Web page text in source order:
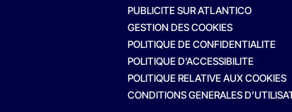
PUBLICITE SUR ATLANTICO
GESTION DES COOKIES
POLITIQUE DE CONFIDENTIALITE
POLITIQUE D’ACCESSIBILITE
POLITIQUE RELATIVE AUX COOKIES
CONDITIONS GENERALES